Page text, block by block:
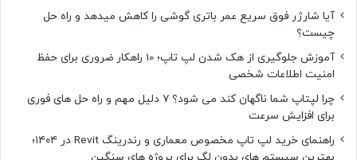
آیا شارژر فوق سریع عمر باتری گوشی را کاهش میدهد و راه حل
چیست؟
آموزش جلوگیری از هک شدن لپ تاپ؛ 10 راهکار ضروری برای حفظ
امنیت اطلاعات شخصی
چرا لپتاپ شما ناگهان کند می شود؟ ۷ دلیل مهم و راه حل های فوری
برای افزایش سرعت
راهنمای خرید لپ تاپ مخصوص معماری و رندرینگ Revit در ۱۴۰۴؛
بهترین سیستم های بدون لگ برای پروژه های سنگین